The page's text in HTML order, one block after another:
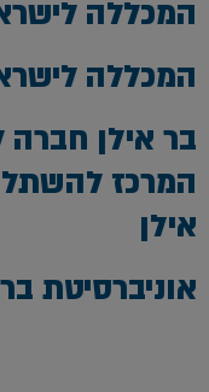
המכללה
המכללה
בר אילן
המרכז
אילן
אוניברסיטת